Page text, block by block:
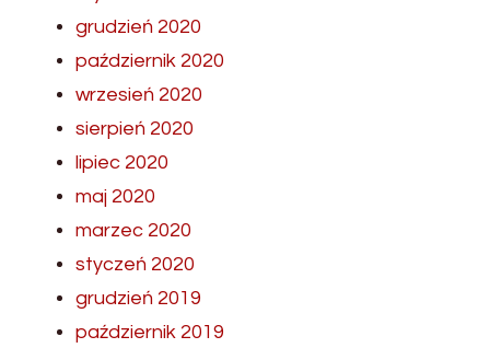
grudzień 2020
październik 2020
wrzesień 2020
sierpień 2020
lipiec 2020
maj 2020
marzec 2020
styczeń 2020
grudzień 2019
październik 2019